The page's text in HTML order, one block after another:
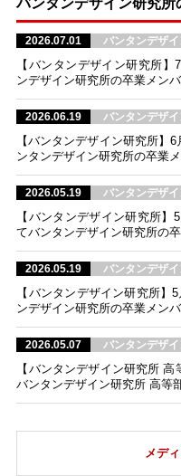
バンタンデザイン研究所
2026.07.01 バンタンデザ
【バンタンデザイン研究所
ンデザイン研究所の卒業メン
2026.06.19 バンタンデザ
【バンタンデザイン研究所
ンタンデザイン研究所の卒業
2026.05.19 バンタンデザ
【バンタンデザイン研究所
てバンタンデザイン研究所の
2026.05.19 バンタンデザ
【バンタンデザイン研究所
ンデザイン研究所の卒業メン
2026.05.07 バンタンデザ
【バンタンデザイン研究所
バンタンデザイン研究所 高等
メデ